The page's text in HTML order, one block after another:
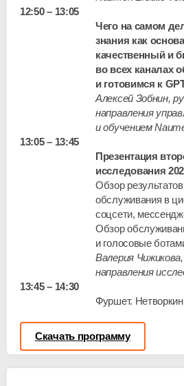
12:50 – 13:05
Чего на самом
знания как
качественный и
во всех каналах
и готовимся к
Алексей Зобнин,
направления
и обучением
13:05 – 13:45
Презентация
исследования
Обзор
обслуживания в
соцсети,
Обзор
и голосовые
Валерия
направления
13:45 – 14:30
Фуршет.
Скачать программу